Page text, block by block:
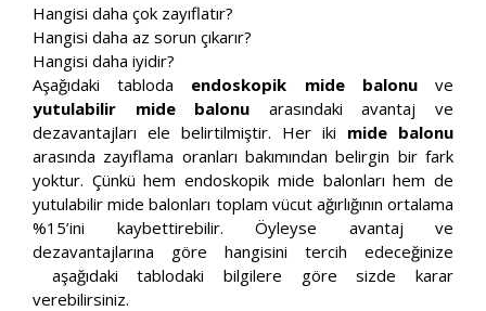
Hangisi daha çok zayıflatır?
Hangisi daha az sorun çıkarır?
Hangisi daha iyidir?
Aşağıdaki tabloda endoskopik mide balonuve
yutulabilir mide balonu arasındaki avantaj ve
dezavantajları ele belirtilmiştir. Her iki mide balonu
arasında zayıflama oranları bakımından belirgin bir fark
yoktur. Çünkü hem endoskopik mide balonları hem de
yutulabilir mide balonları toplam vücut ağırlığının ortalama
%15’ini kaybettirebilir. Öyleyse avantaj ve
dezavantajlarına göre hangisini tercih edeceğinize
aşağıdaki tablodaki bilgilere göre sizde karar
verebilirsiniz.